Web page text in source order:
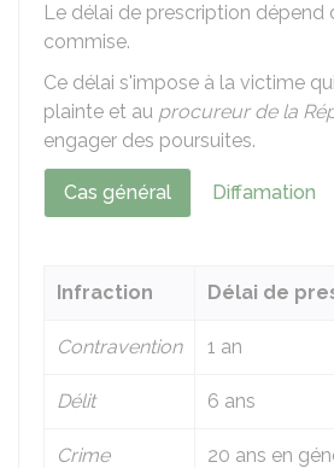
Le délai de prescription dépend
commise.
Ce délai s'impose à la victime
plainte et au procureur de la
engager des poursuites.
Cas général Diffamation
Infraction Délai de
Contravention 1 an
Délit 6 ans
Crime
20 ans en